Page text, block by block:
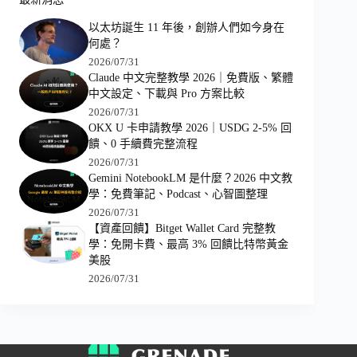
以太坊誕生 11 年後，創辦人們如今身在
何處？
2026/07/31
Claude 中文完整教學 2026｜免費版、繁體
中文設定、下載與 Pro 方案比較
2026/07/31
OKX U 卡申請教學 2026｜USDG 2-5% 回
饋、0 手續費完整流程
2026/07/31
Gemini NotebookLM 是什麼？2026 中文教
學：免費筆記、Podcast、心智圖整理
2026/07/31
【資產回饋】Bitget Wallet Card 完整教
學：免開卡費、最高 3% 回饋比特幣黃金
美股
2026/07/31